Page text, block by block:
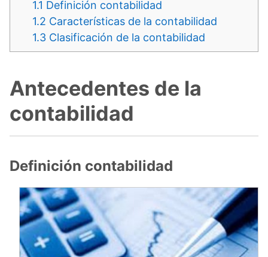
1.1 Definición contabilidad
1.2 Características de la contabilidad
1.3 Clasificación de la contabilidad
Antecedentes de la
contabilidad
Definición contabilidad